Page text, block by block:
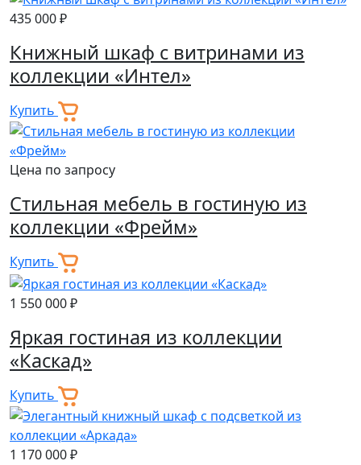
435 000 ₽
Книжный шкаф с витринами из
коллекции «Интел»
Купить
Цена по запросу
Стильная мебель в гостиную из
коллекции «Фрейм»
Купить
1 550 000 ₽
Яркая гостиная из коллекции
«Каскад»
Купить
1 170 000 ₽